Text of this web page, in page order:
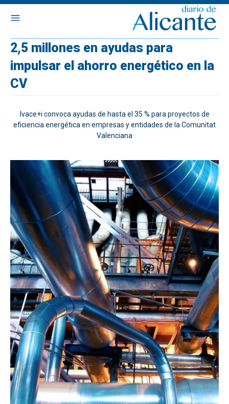
2,5 millones en ayudas para
impulsar el ahorro energético en la
CV
Ivace+i convoca ayudas de hasta el 35 % para proyectos de
eficiencia energética en empresas y entidades de la Comunitat
Valenciana